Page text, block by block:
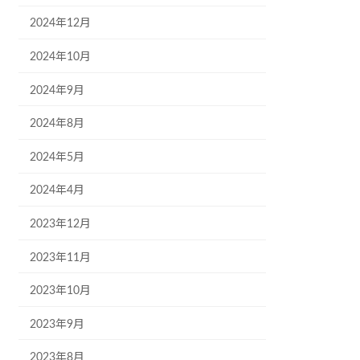
2024年12月
2024年10月
2024年9月
2024年8月
2024年5月
2024年4月
2023年12月
2023年11月
2023年10月
2023年9月